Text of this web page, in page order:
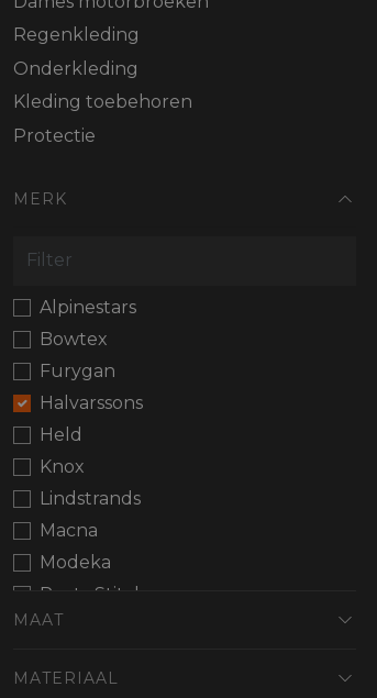
Airbags
Regenkleding
Onderkleding
Kleding toebehoren
Protectie
MERK
Alpinestars
Bowtex
Furygan
Halvarssons
Held
Knox
Lindstrands
Macna
Modeka
Rusty Stitches
MAAT
MATERIAAL